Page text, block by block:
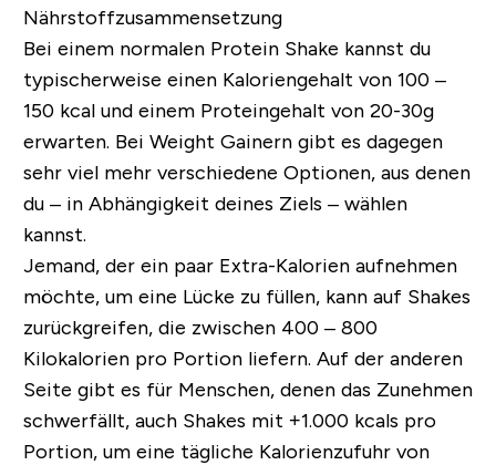
Nährstoffzusammensetzung
Bei einem normalen Protein Shake kannst du
typischerweise einen Kaloriengehalt von 100 –
150 kcal und einem Proteingehalt von 20-30g
erwarten. Bei Weight Gainern gibt es dagegen
sehr viel mehr verschiedene Optionen, aus denen
du – in Abhängigkeit deines Ziels – wählen
kannst.
Jemand, der ein paar Extra-Kalorien aufnehmen
möchte, um eine Lücke zu füllen, kann auf Shakes
zurückgreifen, die zwischen 400 – 800
Kilokalorien pro Portion liefern. Auf der anderen
Seite gibt es für Menschen, denen das Zunehmen
schwerfällt, auch Shakes mit +1.000 kcals pro
Portion, um eine tägliche Kalorienzufuhr von